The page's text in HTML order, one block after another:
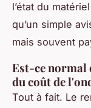
l’état du
qu’un simple
mais souvent
Est-ce normal
du coût de
Tout à fait. Le